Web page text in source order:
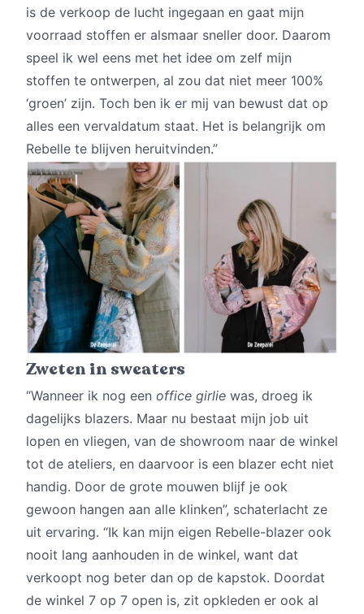
is de verkoop de lucht ingegaan en gaat mijn
voorraad stoffen er alsmaar sneller door. Daarom
speel ik wel eens met het idee om zelf mijn
stoffen te ontwerpen, al zou dat niet meer 100%
‘groen’ zijn. Toch ben ik er mij van bewust dat op
alles een vervaldatum staat. Het is belangrijk om
Rebelle te blijven heruitvinden.”
Zweten in sweaters
“Wanneer ik nog een office girlie was, droeg ik
dagelijks blazers. Maar nu bestaat mijn job uit
lopen en vliegen, van de showroom naar de winkel
tot de ateliers, en daarvoor is een blazer echt niet
handig. Door de grote mouwen blijf je ook
gewoon hangen aan alle klinken”, schaterlacht ze
uit ervaring. “Ik kan mijn eigen Rebelle-blazer ook
nooit lang aanhouden in de winkel, want dat
verkoopt nog beter dan op de kapstok. Doordat
de winkel 7 op 7 open is, zit opkleden er ook al